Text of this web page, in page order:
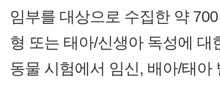
임부를 대상으로 수집한 약
형 또는 태아/신생아 독성에
동물 시험에서 임신, 배아/태